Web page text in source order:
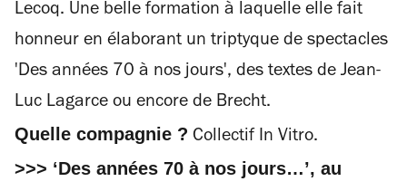
Lecoq. Une belle formation à laquelle elle fait
honneur en élaborant un triptyque de spectacles
'Des années 70 à nos jours', des textes de Jean-
Luc Lagarce ou encore de Brecht.
Quelle compagnie ? Collectif In Vitro.
>>> ‘Des années 70 à nos jours…’, au